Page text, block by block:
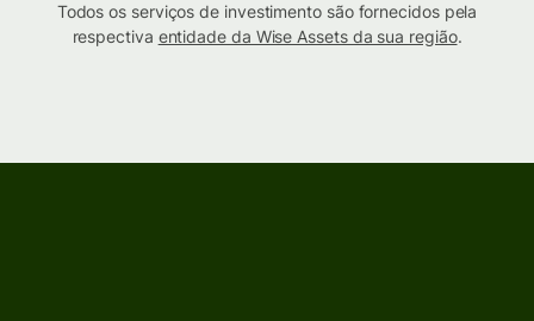
Todos os serviços de investimento são fornecidos pela
respectiva entidade da Wise Assets da sua região.